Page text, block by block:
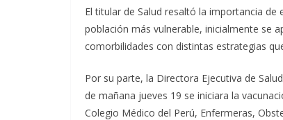
El titular de Salud resaltó la importancia
población más vulnerable, inicialmente se
comorbilidades con distintas estrategias
Por su parte, la Directora Ejecutiva de
de mañana jueves 19 se iniciara la
Colegio Médico del Perú, Enfermeras,